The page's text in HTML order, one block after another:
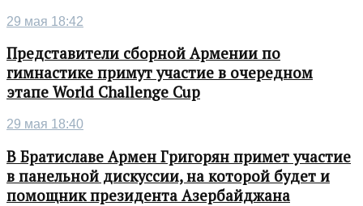
29 мая 18:42
Представители сборной Армении по
гимнастике примут участие в очередном
этапе World Challenge Cup
29 мая 18:40
В Братиславе Армен Григорян примет участие
в панельной дискуссии, на которой будет и
помощник президента Азербайджана